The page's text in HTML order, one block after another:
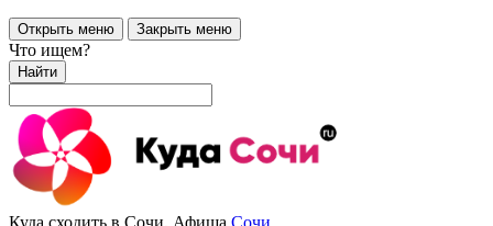
Открыть меню Закрыть меню
Что ищем?
Найти
Куда сходить в Сочи. Афиша Сочи